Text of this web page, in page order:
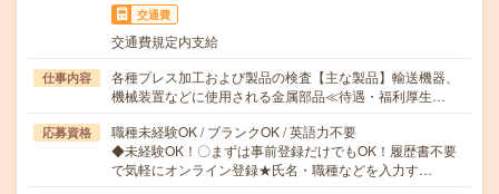
交通費
交通費規定内支給
仕事内容
各種プレス加工および製品の検査【主な製品】輸送機器、
機械装置などに使用される金属部品≪待遇・福利厚生…
応募資格
職種未経験OK / ブランクOK / 英語力不要
◆未経験OK！〇まずは事前登録だけでもOK！履歴書不要
で気軽にオンライン登録★氏名・職種などを入力す…